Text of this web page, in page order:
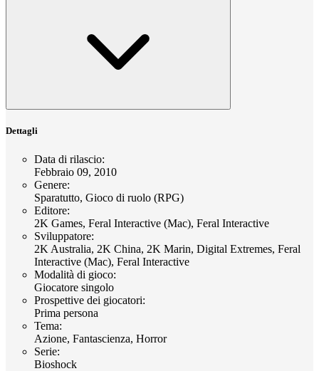
Dettagli
Data di rilascio:
Febbraio 09, 2010
Genere:
Sparatutto, Gioco di ruolo (RPG)
Editore:
2K Games, Feral Interactive (Mac), Feral Interactive
Sviluppatore:
2K Australia, 2K China, 2K Marin, Digital Extremes, Feral
Interactive (Mac), Feral Interactive
Modalità di gioco:
Giocatore singolo
Prospettive dei giocatori:
Prima persona
Tema:
Azione, Fantascienza, Horror
Serie:
Bioshock